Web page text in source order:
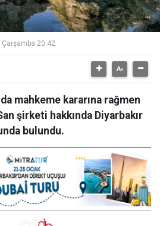
20:42
mahkeme kararına rağmen
şirketi hakkında Diyarbakır
bulundu.